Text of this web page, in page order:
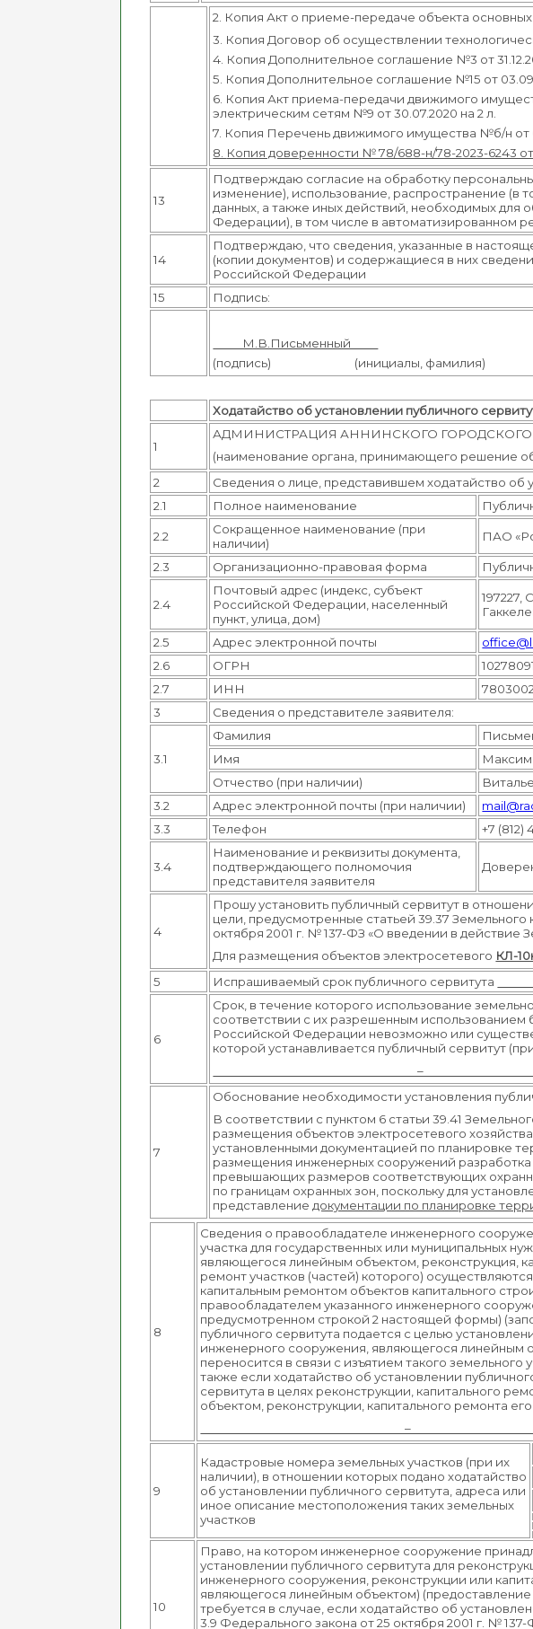
2. Копия Акт о приеме-передаче объекта
3. Копия Договор об осуществлении
4. Копия Дополнительное соглашение №3 от
5. Копия Дополнительное соглашение №15 от
6. Копия Акт приема-передачи движимого
электрическим сетям №9 от 30.07.2020 на 2 л.
7. Копия Перечень движимого имущества №б/н от
8. Копия доверенности № 78/688-н/78-2023-
13
Подтверждаю согласие на обработку
изменение), использование, распространение (в
данных, а также иных действий, необходимых для
Федерации), в том числе в автоматизированном
14
Подтверждаю, что сведения, указанные в
(копии документов) и содержащиеся в них
Российской Федерации
15
Подпись:
М.В.Письменный
(подпись) (инициалы, фамилия)
Ходатайство об установлении публичного
1
АДМИНИСТРАЦИЯ АННИНСКОГО
(наименование органа, принимающего решение
2
Сведения о лице, представившем ходатайство об
2.1
Полное наименование
2.2
Сокращенное наименование (при
наличии)
ПАО
2.3 Организационно-правовая форма
2.4
Почтовый адрес (индекс, субъект
Российской Федерации, населенный
пункт, улица, дом)
197227,
2.5 Адрес электронной почты
2.6
ОГРН
2.7
ИНН
3
Сведения о представителе заявителя:
3.1
Фамилия
Имя
Максим
Отчество (при наличии)
3.2
Адрес электронной почты (при наличии)
3.3
Телефон +7 (812)
3.4
Наименование и реквизиты документа,
подтверждающего полномочия
представителя заявителя
4
Прошу установить публичный сервитут в
цели, предусмотренные статьей 39.37
октября 2001 г. № 137-ФЗ «О введении в действие
Для размещения объектов электросетевого КЛ-
5
Испрашиваемый срок публичного сервитута
6
Срок, в течение которого использование
соответствии с их разрешенным использованием
Российской Федерации невозможно или
которой устанавливается публичный сервитут
7
Обоснование необходимости установления
В соответствии с пунктом 6 статьи 39.41
размещения объектов электросетевого
установленными документацией по планировке
размещения инженерных сооружений разработка
превышающих размеров соответствующих
по границам охранных зон, поскольку для
представление документации по планировке
8
Сведения о правообладателе инженерного
участка для государственных или муниципальных
являющегося линейным объектом, реконструкция,
ремонт участков (частей) которого)
капитальным ремонтом объектов капитального
правообладателем указанного инженерного
предусмотренном строкой 2 настоящей формы)
публичного сервитута подается с целью
инженерного сооружения, являющегося линейным
переносится в связи с изъятием такого земельного
также если ходатайство об установлении
сервитута в целях реконструкции, капитального
объектом, реконструкции, капитального ремонта
9
Кадастровые номера земельных участков (при их
наличии), в отношении которых подано ходатайство
об установлении публичного сервитута, адреса или
иное описание местоположения таких земельных
участков
10
Право, на котором инженерное сооружение
установлении публичного сервитута для
инженерного сооружения, реконструкции или
являющегося линейным объектом)
требуется в случае, если ходатайство об
3.9 Федерального закона от 25 октября 2001 г. №